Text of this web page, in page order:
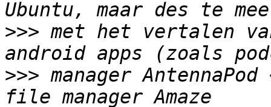
>>> met het vertalen
>>> manager AntennaPod